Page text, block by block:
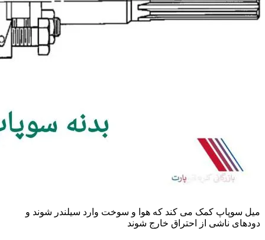
میل سوپاپ کمک می کند که هوا و سوخت وارد سیلندر شوند و
دودهای ناشی از احتراق خارج شوند